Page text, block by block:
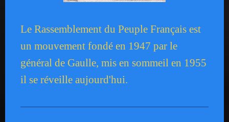
Le Rassemblement du Peuple Français est
un mouvement fondé en 1947 par le
général de Gaulle, mis en sommeil en 1955
il se réveille aujourd'hui.